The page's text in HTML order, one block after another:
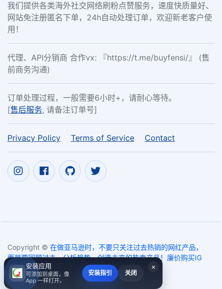
我们提供各类海外社交网络刷粉点赞服务，速度快质量好、
网站免注册匿名下单，24h自动处理订单，欢迎新老客户使
用！
代理、API分销商 合作vx: 『https://t.me/buyfensi/』 (售
前商务沟通)
订单处理过程，一般需要6小时+，请耐心等待。
[售后服务, 请备注订单号]
Privacy Policy Terms of Service Contact
Copyright © 在做亚马逊时，不要只关注过去热销的网红产品，
而是要回顾过去、分析趋势，创造未来的热卖产品！廉价购买IG
投票，50个IG粉丝。
2017~2026 ×
安装应用
可添加到桌面，像
App 一样打开。
安装指引 关闭